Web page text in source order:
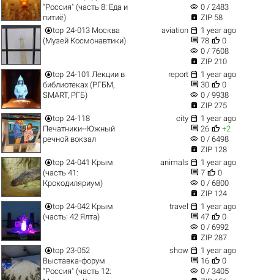
"Россия" (часть 8: Еда и
питиё)
visibility 0 / 2483
 ZIP 58
top 24-013 Москва
(Музей Космонавтики)
aviation  1 year ago
 78  0
visibility 0 / 7608
 ZIP 210
top 24-101 Лекции в
библиотеках (РГБМ,
SMART, РГБ)
report  1 year ago
 30  0
visibility 0 / 9938
 ZIP 275
top 24-118
Печатники--Южный
речной вокзал
city  1 year ago
 26  +2
visibility 0 / 6498
 ZIP 128
top 24-041 Крым
(часть 41:
Крокодиляриум)
animals  1 year ago
 7  0
visibility 0 / 6800
 ZIP 124
top 24-042 Крым
(часть: 42 Ялта)
travel  1 year ago
 47  0
visibility 0 / 6992
 ZIP 287
top 23-052
Выставка-форум
"Россия" (часть 12:
show  1 year ago
 16  0
visibility 0 / 3405